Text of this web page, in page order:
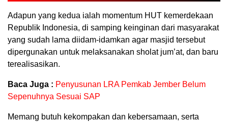
Adapun yang kedua ialah momentum HUT kemerdekaan
Republik Indonesia, di samping keinginan dari masyarakat
yang sudah lama diidam-idamkan agar masjid tersebut
dipergunakan untuk melaksanakan sholat jum’at, dan baru
terealisasikan.
Baca Juga : Penyusunan LRA Pemkab Jember Belum
Sepenuhnya Sesuai SAP
Memang butuh kekompakan dan kebersamaan, serta